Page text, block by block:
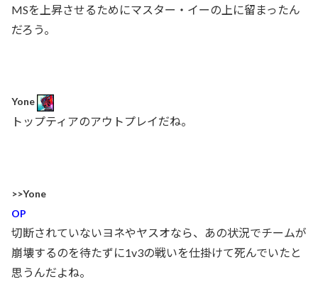
MSを上昇させるためにマスター・イーの上に留まったん
だろう。
Yone
トップティアのアウトプレイだね。
>>Yone
OP
切断されていないヨネやヤスオなら、あの状況でチームが
崩壊するのを待たずに1v3の戦いを仕掛けて死んでいたと
思うんだよね。